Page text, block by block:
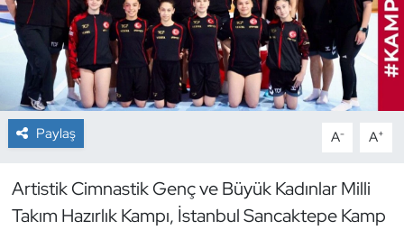
Paylaş A- A+
Artistik Cimnastik Genç ve Büyük Kadınlar Milli
Takım Hazırlık Kampı, İstanbul Sancaktepe Kamp
Cimnastik
Curling
Dağcılık
Dövüş Sanatı